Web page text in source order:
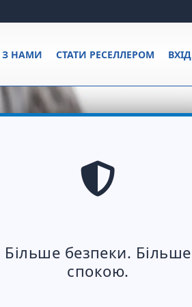
ВХІД
СТАТИ РЕСЕЛЛЕРОМ
З НАМИ
Більше безпеки. Більше
спокою.